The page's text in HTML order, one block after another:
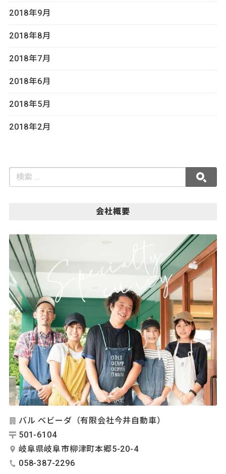
2018年9月
2018年8月
2018年7月
2018年6月
2018年5月
2018年2月
会社概要
バル ベビーダ（有限会社今井自動車）
501-6104
岐阜県岐阜市柳津町本郷5-20-4
058-387-2296